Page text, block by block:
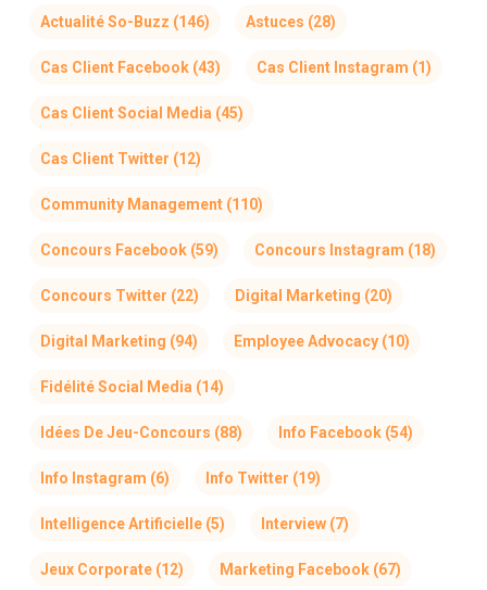
Actualité So-Buzz (146) Astuces (28)
Cas Client Facebook(43) Cas Client Instagram (1)
Cas Client Social Media (45)
Cas Client Twitter (12)
Community Management(110)
Concours Facebook(59) Concours Instagram (18)
Concours Twitter (22) Digital Marketing (20)
Digital Marketing (94) Employee Advocacy(10)
Fidélité Social Media (14)
Idées De Jeu-Concours (88) Info Facebook(54)
Info Instagram (6) Info Twitter (19)
Intelligence Artificielle(5) Interview(7)
Jeux Corporate(12) Marketing Facebook(67)